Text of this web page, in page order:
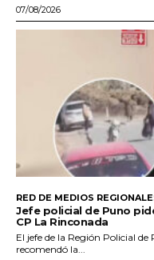
07/08/2026
RED DE MEDIOS
Jefe policial de Puno
CP La Rinconada
El jefe de la Región Policial
recomendó la...